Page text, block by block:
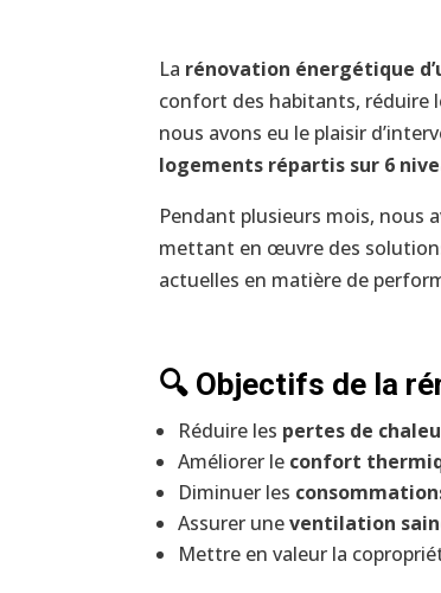
La rénovation énergétique
confort des habitants, réduire
nous avons eu le plaisir
logements répartis sur 6
Pendant plusieurs mois, nous
mettant en œuvre des
actuelles en matière de
🔍 Objectifs de la
Réduire les pertes de
Améliorer le confort
Diminuer les
Assurer uneventilation
Mettre en valeur la